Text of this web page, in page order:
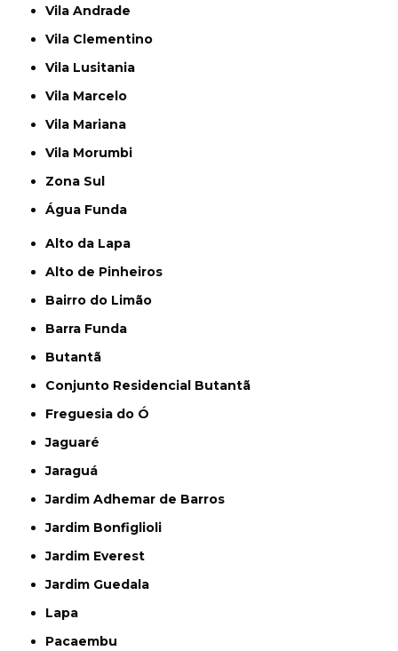
Vila Andrade
Vila Clementino
Vila Lusitania
Vila Marcelo
Vila Mariana
Vila Morumbi
Zona Sul
Água Funda
Alto da Lapa
Alto de Pinheiros
Bairro do Limão
Barra Funda
Butantã
Conjunto Residencial Butantã
Freguesia do Ó
Jaguaré
Jaraguá
Jardim Adhemar de Barros
Jardim Bonfiglioli
Jardim Everest
Jardim Guedala
Lapa
Pacaembu